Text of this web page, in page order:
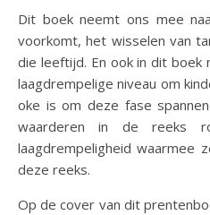
Dit boek neemt ons mee
voorkomt, het wisselen van
die leeftijd. En ook in dit
laagdrempelige niveau om
oke is om deze fase
waarderen in de reeks
laagdrempeligheid waarmee
deze reeks.
Op de cover van dit